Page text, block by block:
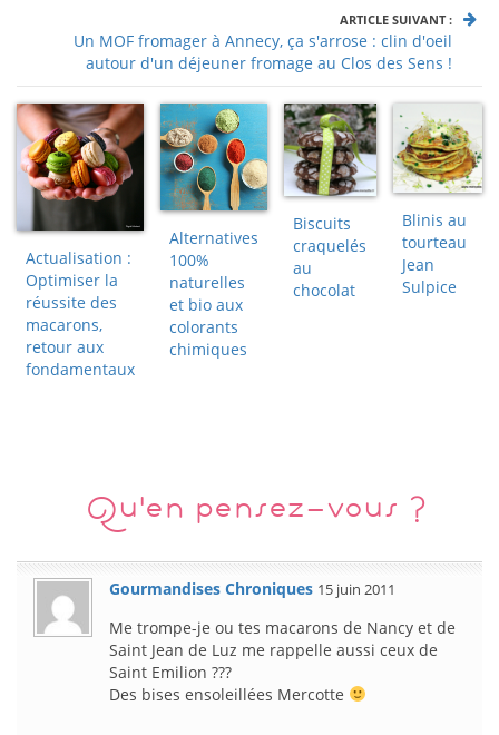
ARTICLE SUIVANT :
Un MOF fromager à Annecy, ça s'arrose : clin d'oeil
autour d'un déjeuner fromage au Clos des Sens !
Actualisation :
Optimiser la
réussite des
macarons,
retour aux
fondamentaux
Alternatives
100%
naturelles
et bio aux
colorants
chimiques
Biscuits
craquelés
au
chocolat
Blinis au
tourteau
Jean
Sulpice
Qu'en pensez-vous ?
Gourmandises Chroniques 15 juin 2011
Me trompe-je ou tes macarons de Nancy et de
Saint Jean de Luz me rappelle aussi ceux de
Saint Emilion ???
Des bises ensoleillées Mercotte